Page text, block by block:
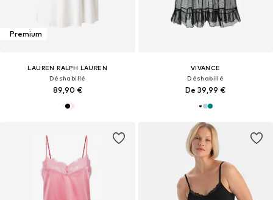
Premium
LAUREN RALPH LAUREN
Déshabillé
89,90 €
VIVANCE
Déshabillé
De 39,99 €